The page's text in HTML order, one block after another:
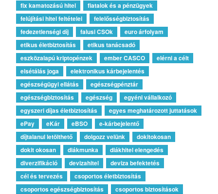
fix kamatozású hitel
fiatalok és a pénzügyek
felújítási hitel feltételei
felelősségbiztosítás
fedezetlenségi díj
falusi CSOk
euro árfolyam
etikus életbiztosítás
etikus tanácsadó
eszközalapú kriptopénzek
ember CASCO
elérni a célt
elsétálás joga
elektronikus kárbejelentés
egészségügyi ellátás
egészségpénztár
egészségbiztosítás
egészség
egyéni vállalkozó
egyszeri díjas életbiztosítás
egyes meghatározott juttatások
ePay
eKár eBSO
e-kárbejelentő
díjtalanul letölthető
dolgozz velünk
dokitokosan
dokit okosan
diákmunka
diákhitel elengedés
diverzifikáció
devizahitel
deviza befektetés
cél és tervezés
csoportos életbiztosítás
csoportos egészségbiztosítás
csoportos biztosítások